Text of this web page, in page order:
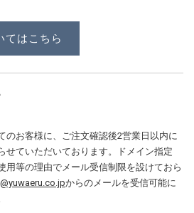
てはこちら
のお客様に、ご注文確認後2営業日以内に
せていただいております。ドメイン指定
用等の理由でメール受信制限を設けておら
からのメールを受信可能に